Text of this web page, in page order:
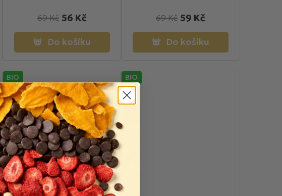
56 Kč
69 Kč
Do košíku
59 Kč
69 Kč
Do košíku
BIO BIO